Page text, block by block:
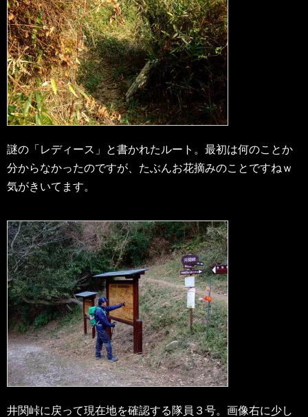
謎の「レディース」と書かれたルート。最初は何のことか
分からなかったのですが、たぶんお花摘みのことですねｗ
気がきいてます。
井関峠に戻って現在地を確認する隊員３号。画像右に少し